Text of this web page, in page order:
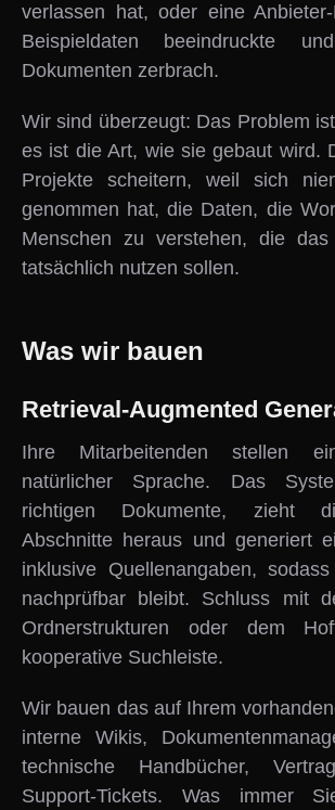
verlassen hat, oder eine
Beispieldaten beeindruckte
Dokumenten zerbrach.
Wir sind überzeugt: Das Problem
es ist die Art, wie sie gebaut wird.
Projekte scheitern, weil sich
genommen hat, die Daten, die
Menschen zu verstehen, die
tatsächlich nutzen sollen.
Was wir bauen
Retrieval-Augmented
Ihre Mitarbeitenden stellen
natürlicher Sprache. Das
richtigen Dokumente, zieht
Abschnitte heraus und generiert
inklusive Quellenangaben,
nachprüfbar bleibt. Schluss mit
Ordnerstrukturen oder dem
kooperative Suchleiste.
Wir bauen das auf Ihrem
interne Wikis,
technische Handbücher,
Support-Tickets. Was immer